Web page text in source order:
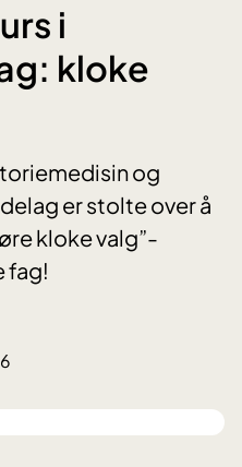
i
kloke
og
er stolte over å
kloke valg”-
fag!